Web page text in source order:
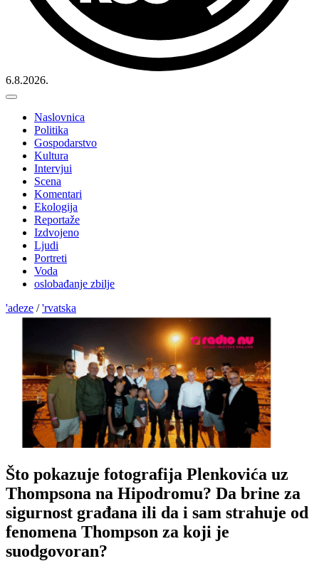
6.8.2026.
Naslovnica
Politika
Gospodarstvo
Kultura
Intervjui
Scena
Komentari
Ekologija
Reportaže
Izdvojeno
Ljudi
Portreti
Voda
oslobađanje zbilje
'adeze /'rvatska
Što pokazuje fotografija Plenkovića uz
Thompsona na Hipodromu? Da brine za
sigurnost građana ili da i sam strahuje od
fenomena Thompson za koji je
suodgovoran?